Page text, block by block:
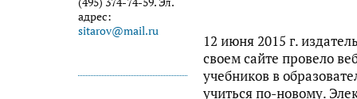
адрес:
sitarov@mail.ru
12 июня 2015 г.
своем сайте провело
учебников в
учиться по-новому.